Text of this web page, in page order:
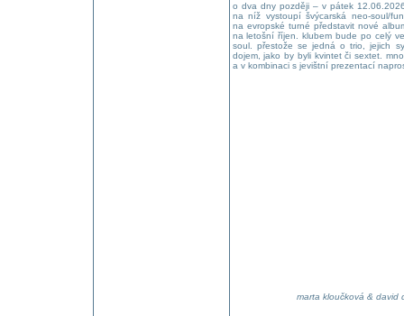
o dva dny později – v pátek
na níž vystoupí švýcarská neo-soul/
na evropské turné představit nové
na letošní říjen. klubem bude po celý
soul. přestože se jedná o trio, jejich
dojem, jako by byli kvintet či sextet.
a v kombinaci s jevištní prezentací
marta kloučková & david